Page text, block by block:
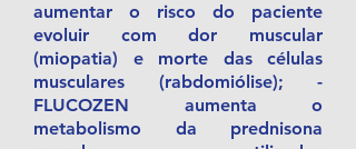
aumentar o risco do paciente
evoluir com dor muscular
(miopatia) e morte das células
musculares (rabdomiólise); -
FLUCOZEN aumenta o
metabolismo da prednisona